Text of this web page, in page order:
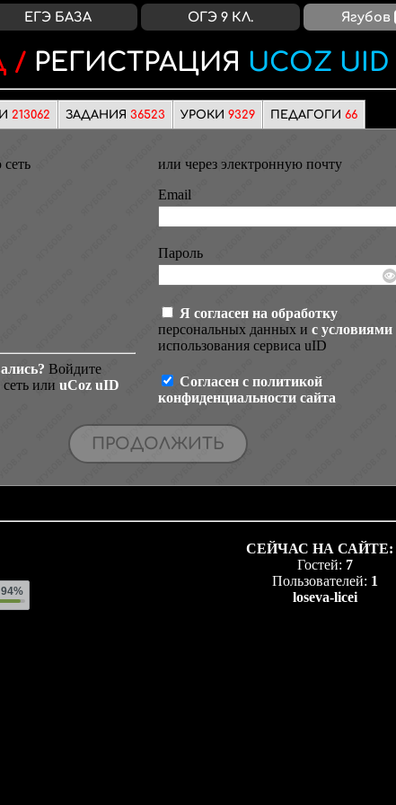
/ РЕГИСТРАЦИЯ UCOZ UID
213062 ЗАДАНИЯ 36523 УРОКИ 9329 ПЕДАГОГИ 66
Войдите
или uCoz uID
или через электронную почту
Email
Пароль
Я согласен на обработку
персональных данных и с условиями
использования сервиса uID
Согласен с политикой
конфиденциальности сайта
ЕГЭ БАЗА ОГЭ 9 КЛ. Ягубов
СЕЙЧАС НА САЙТЕ:
Гостей: 7
Пользователей: 1
loseva-licei